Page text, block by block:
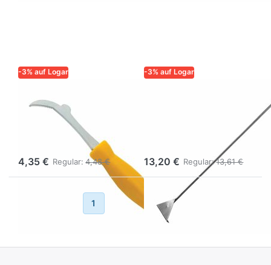
-3% auf Logar
ZUVERLÄSSIGKEIT FÜR
Wabenheber,
4,35 € Regular: 4,48 €
-3% auf Logar
Reinigungskrücke,
13,20 € Regular:13,61 €
1 3 4